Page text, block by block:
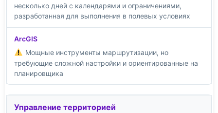
несколько дней с календарями и ограничениями,
разработанная для выполнения в полевых условиях
Мощные инструменты маршрутизации, но
требующие сложной настройки и ориентированные на
планировщика
Управление территорией